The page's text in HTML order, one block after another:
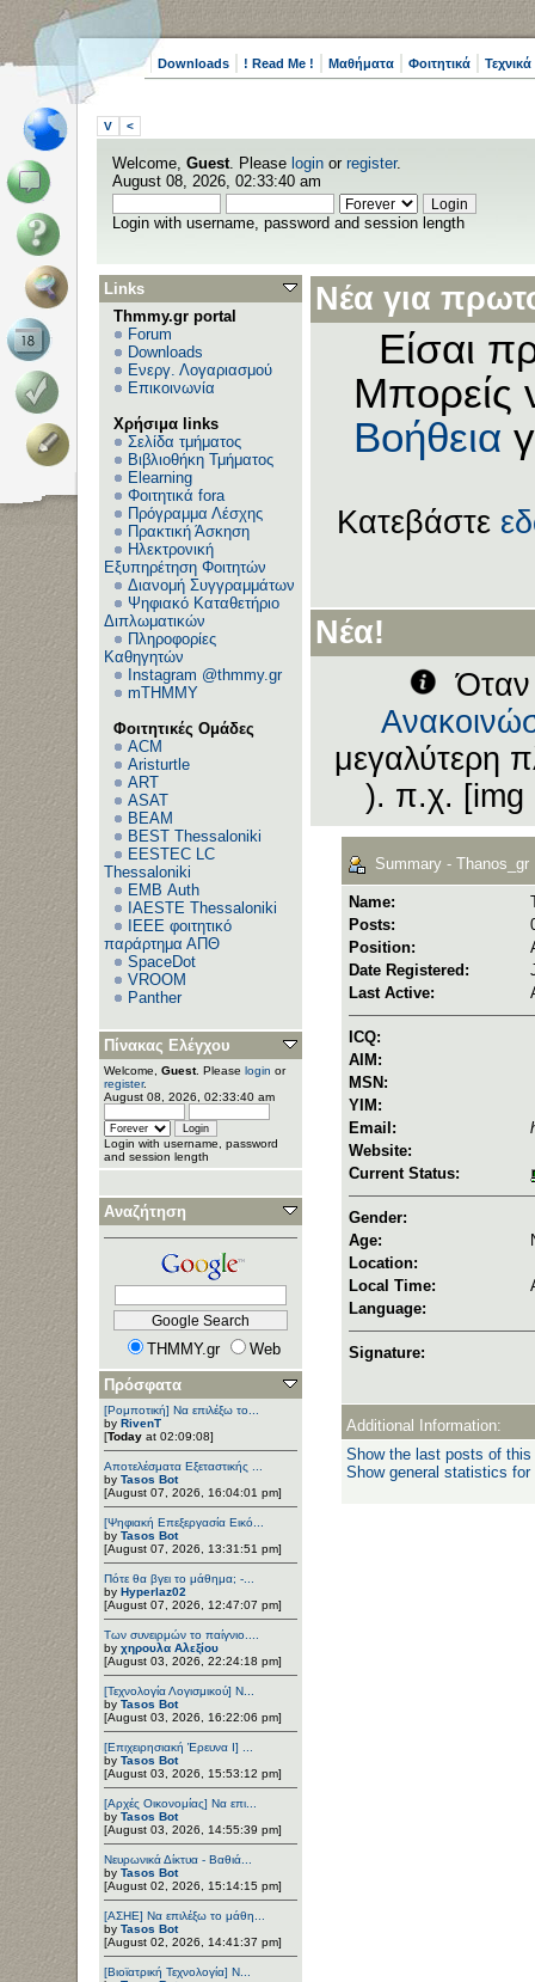
Downloads ! Read Me ! Μαθήματα Φοιτητικά
V <
Welcome, Guest. Please login or register.
August 08, 2026, 02:33:40 am
Login with username, password and session length
Links
Thmmy.gr portal
Forum
Downloads
Ενεργ. Λογαριασμού
Επικοινωνία
Χρήσιμα links
Σελίδα τμήματος
Βιβλιοθήκη Τμήματος
Elearning
Φοιτητικά fora
Πρόγραμμα Λέσχης
Πρακτική Άσκηση
Ηλεκτρονική
Εξυπηρέτηση Φοιτητών
Διανομή Συγγραμμάτων
Ψηφιακό Καταθετήριο
Διπλωματικών
Πληροφορίες
Καθηγητών
Instagram @thmmy.gr
mTHMMY
Φοιτητικές Ομάδες
ACM
Aristurtle
ART
ASAT
BEAM
BEST Thessaloniki
EESTEC LC
Thessaloniki
EΜΒ Auth
IAESTE Thessaloniki
IEEE φοιτητικό
παράρτημα ΑΠΘ
SpaceDot
VROOM
Panther
Πίνακας Ελέγχου
Welcome, Guest. Please login or
register.
August 08, 2026, 02:33:40 am
Login with username, password
and session length
Αναζήτηση
THMMY.gr
Web
Πρόσφατα
[Ρομποτική] Να επιλέξω το...
by RivenT
[Today at 02:09:08]
Αποτελέσματα Εξεταστικής ...
by Tasos Bot
[August 07, 2026, 16:04:01 pm]
[Ψηφιακή Επεξεργασία Εικό...
by Tasos Bot
[August 07, 2026, 13:31:51 pm]
Πότε θα βγει το μάθημα; -...
by Hyperlaz02
[August 07, 2026, 12:47:07 pm]
Των συνειρμών το παίγνιο....
by χηρουλα Αλεξίου
[August 03, 2026, 22:24:18 pm]
[Τεχνολογία Λογισμικού] Ν...
by Tasos Bot
[August 03, 2026, 16:22:06 pm]
[Επιχειρησιακή Έρευνα Ι] ...
by Tasos Bot
[August 03, 2026, 15:53:12 pm]
[Αρχές Οικονομίας] Να επι...
by Tasos Bot
[August 03, 2026, 14:55:39 pm]
Νευρωνικά Δίκτυα - Βαθιά...
by Tasos Bot
[August 02, 2026, 15:14:15 pm]
[ΑΣΗΕ] Να επιλέξω το μάθη...
by Tasos Bot
[August 02, 2026, 14:41:37 pm]
[Βιοϊατρική Τεχνολογία] Ν...
Νέα για
Είσαι
Μπορείς
Βοήθεια
Κατεβάστε
Νέα!
Όταν
μεγαλύτερη
). π.χ. [img
Summary - Thanos_gr
Name:
Posts:
Position:
Date Registered:
Last Active:
ICQ:
AIM:
MSN:
YIM:
Email:
Website:
Current Status:
Gender:
Age:
Location:
Local Time:
Language:
Signature:
Additional Information:
Show the last posts of this
Show general statistics for